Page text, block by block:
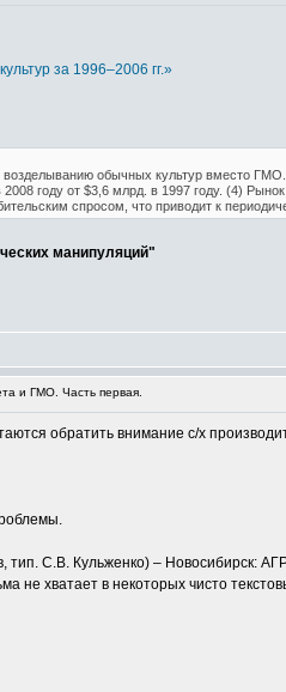
за 1996–2006 гг.»
обычных культур вместо
году от $3,6 млрд. в 1997 году. (4)
спросом, что приводит к
манипуляций"
и ГМО. Часть первая.
обратить внимание с/х
тип. С.В. Кульженко) – Новосибирск:
не хватает в некоторых чисто